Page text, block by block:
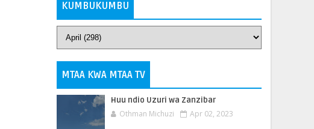
KUMBUKUMBU
MTAA KWA MTAA TV
Huu ndio Uzuri wa Zanzibar
Othman Michuzi Apr 02, 2023